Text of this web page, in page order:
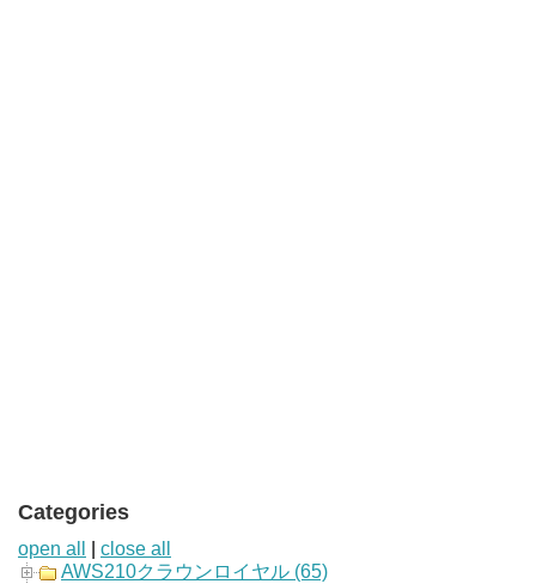
Categories
open all
close all
AWS210クラウンロイヤル (65)